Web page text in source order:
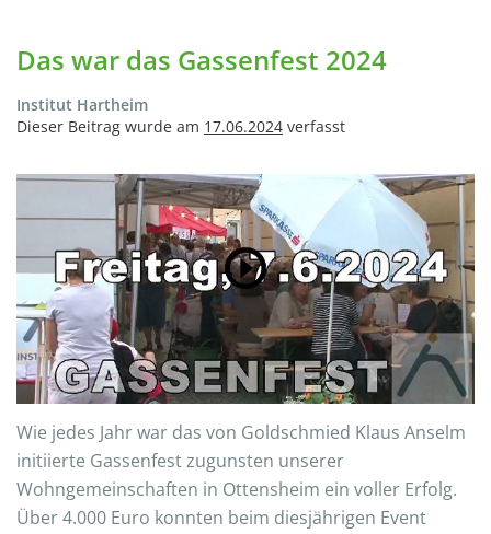
Das war das Gassenfest 2024
Institut Hartheim
Dieser Beitrag wurde am 17.06.2024 verfasst
Wie jedes Jahr war das von Goldschmied Klaus Anselm
initiierte Gassenfest zugunsten unserer
Wohngemeinschaften in Ottensheim ein voller Erfolg.
Über 4.000 Euro konnten beim diesjährigen Event